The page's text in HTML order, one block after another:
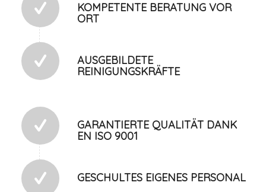
KOMPETENTE BERATUNG VOR
ORT
AUSGEBILDETE
REINIGUNGSKRÄFTE
GARANTIERTE QUALITÄT DANK
EN ISO 9001
GESCHULTES EIGENES PERSONAL